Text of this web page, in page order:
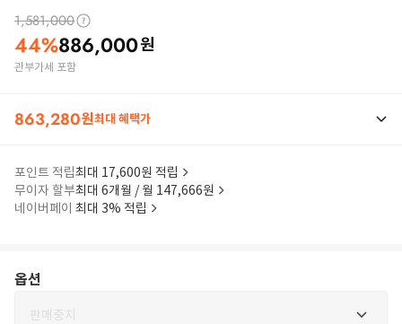
1,581,000
44%886,000원
관부가세 포함
863,280원최대 혜택가
포인트 적립최대 17,600원 적립
무이자 할부최대 6개월 / 월 147,666원
네이버페이 최대 3% 적립
옵션
판매중지